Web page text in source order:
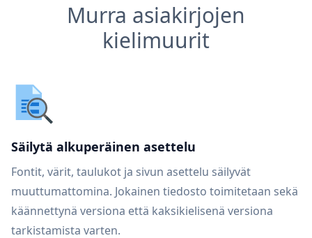
Murra asiakirjojen
kielimuurit
Säilytä alkuperäinen asettelu
Fontit, värit, taulukot ja sivun asettelu säilyvät
muuttumattomina. Jokainen tiedosto toimitetaan sekä
käännettynä versiona että kaksikielisenä versiona
tarkistamista varten.